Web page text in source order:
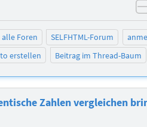
alle Foren SELFHTML-Forum
erstellen
Beitrag im Thread-Baum
Zahlen vergleichen